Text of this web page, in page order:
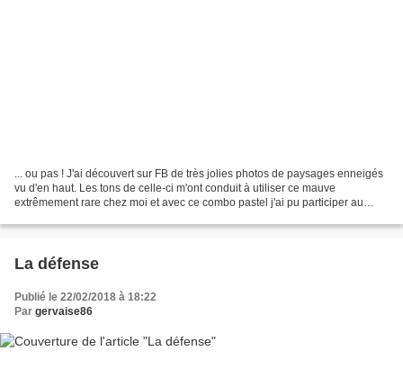
... ou pas ! J'ai découvert sur FB de très jolies photos de paysages enneigés
vu d'en haut. Les tons de celle-ci m'ont conduit à utiliser ce mauve
extrêmement rare chez moi et avec ce combo pastel j'ai pu participer au
La défense
Publié le 22/02/2018 à 18:22
Par gervaise86